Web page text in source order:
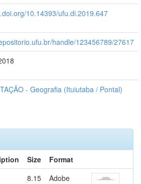
10.14393/ufu.di.2019.647
handle/123456789/27617
- Geografia (Ituiutaba / Pontal)
Size
Format
8.15
Adobe